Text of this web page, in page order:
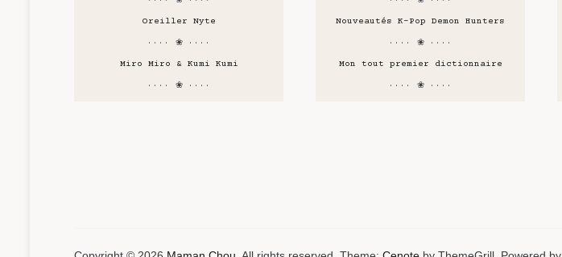
Oreiller Nyte
···· ❀ ····
Miro Miro & Kumi Kumi
···· ❀ ····
Nouveautés K-Pop Demon Hunters
···· ❀ ····
Mon tout premier dictionnaire
···· ❀ ····